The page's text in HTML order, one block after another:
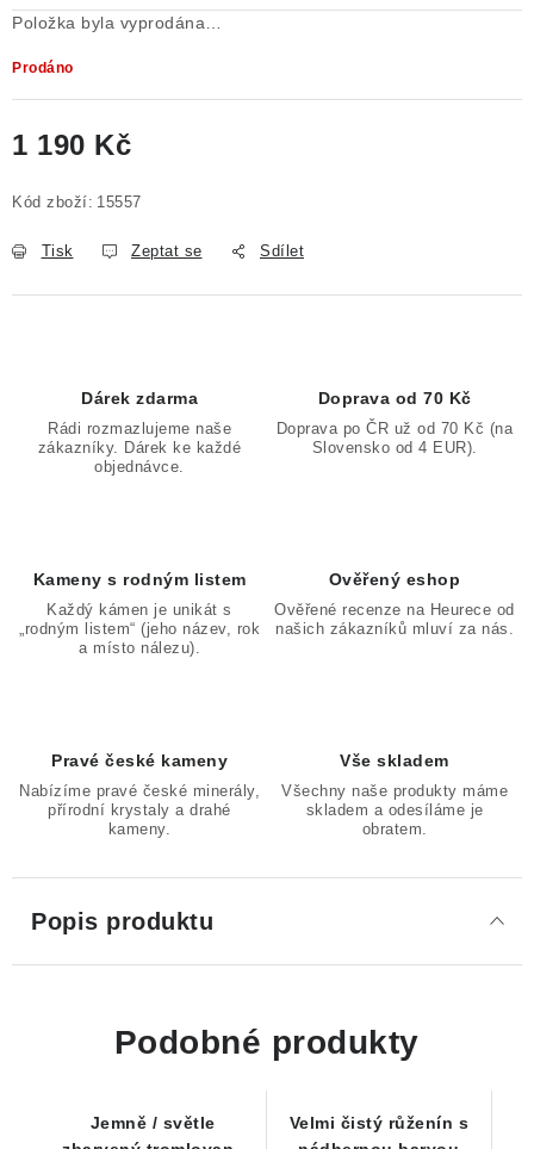
Položka byla vyprodána…
Prodáno
1 190 Kč
Kód zboží: 15557
Tisk Zeptat se Sdílet
Dárek zdarma
Rádi rozmazlujeme naše
zákazníky. Dárek ke každé
objednávce.
Doprava od 70 Kč
Doprava po ČR už od 70 Kč (na
Slovensko od 4 EUR).
Kameny s rodným listem
Každý kámen je unikát s
„rodným listem“ (jeho název, rok
a místo nálezu).
Ověřený eshop
Ověřené recenze na Heurece od
našich zákazníků mluví za nás.
Pravé české kameny
Nabízíme pravé české minerály,
přírodní krystaly a drahé
kameny.
Vše skladem
Všechny naše produkty máme
skladem a odesíláme je
obratem.
Popis produktu
Podobné produkty
Jemně / světle
Velmi čistý růženín s